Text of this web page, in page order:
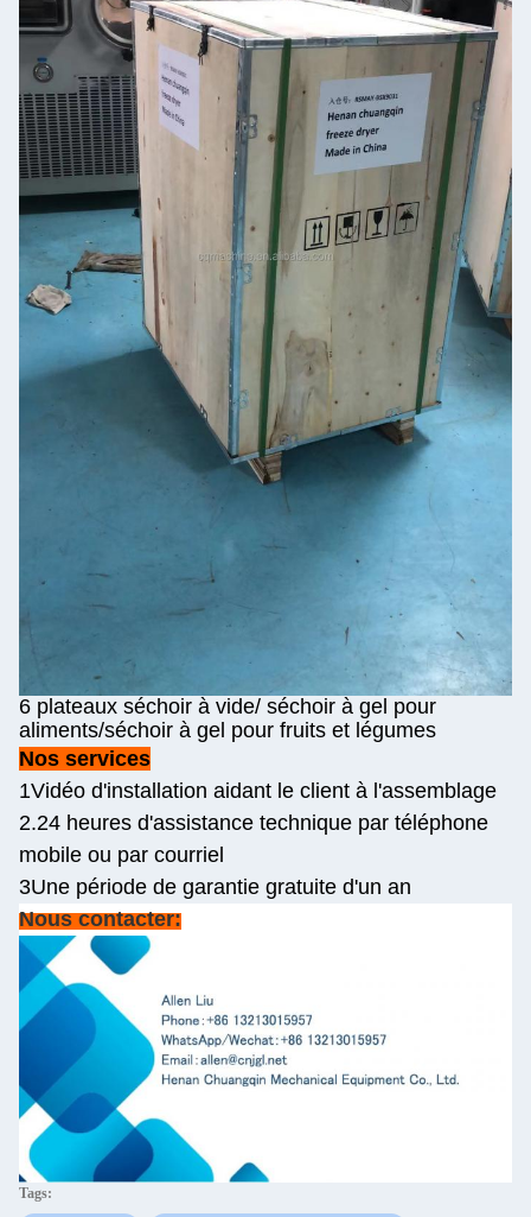
6 plateaux séchoir à vide/ séchoir à gel pour
aliments/séchoir à gel pour fruits et légumes
Nos services
1Vidéo d'installation aidant le client à l'assemblage
2.24 heures d'assistance technique par téléphone
mobile ou par courriel
3Une période de garantie gratuite d'un an
Nous contacter:
Tags: